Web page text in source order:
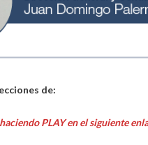
de:
PLAY en el siguiente